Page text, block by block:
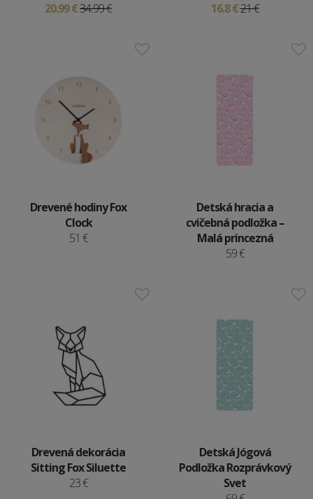
20.99 €34.99 €
16.8 €21 €
Drevené hodiny Fox
Clock
51 €
Detská hracia a
cvičebná podložka –
Malá princezná
59 €
Drevená dekorácia
Sitting Fox Siluette
23 €
Detská Jógová
Podložka Rozprávkový
Svet